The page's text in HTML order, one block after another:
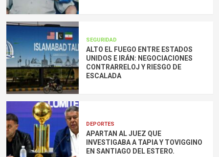
SEGURIDAD
ALTO EL FUEGO ENTRE ESTADOS
UNIDOS E IRÁN: NEGOCIACIONES
CONTRARRELOJ Y RIESGO DE
ESCALADA
DEPORTES
APARTAN AL JUEZ QUE
INVESTIGABA A TAPIA Y TOVIGGINO
EN SANTIAGO DEL ESTERO.